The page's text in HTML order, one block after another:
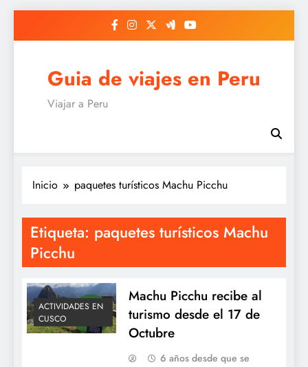
Guia de viajes en Peru
Viajar a Peru
Inicio paquetes turísticos Machu Picchu
Etiqueta: paquetes turísticos Machu
Picchu
ACTIVIDADES EN
CUSCO
Machu Picchu recibe al
turismo desde el 17 de
Octubre
6 años desde que se